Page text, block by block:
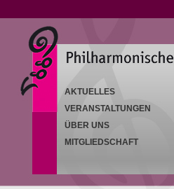
AKTUELLES
VERANSTALTUNGEN
ÜBER UNS
MITGLIEDSCHAFT